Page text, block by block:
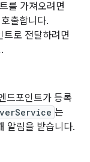
를 가져오려면
출합니다.
트로 전달하려면
드포인트가 등록
는
알림을 받습니다.